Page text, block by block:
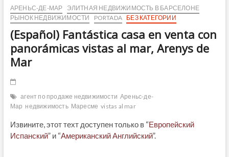
АРЕНЬС-ДЕ-МАР
ЭЛИТНАЯ НЕДВИЖИМОСТЬ В БАРСЕЛОНЕ
РЫНОК НЕДВИЖИМОСТИ
PORTADA БЕЗ КАТЕГОРИИ
(Español) Fantástica casa en venta con
panorámicas vistas al mar, Arenys de
Mar
агент по продаже недвижимости Ареньс-де-
Мар недвижимость Маресме vistas al mar
Извините, этот техт доступен только в “Европейский
Испанский” и “Американский Английский”.